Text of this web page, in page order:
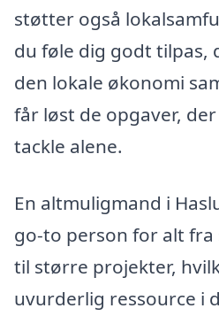
støtter også
du føle dig godt tilpas,
den lokale økonomi
får løst de opgaver,
tackle alene.
En altmuligmand i
go-to person for alt
til større projekter,
uvurderlig ressource i